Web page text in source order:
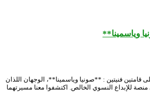
وياسمينا**
قامتين فنيتين : **صونيا وياسمينا**، الوجهان اللذان
للإبداع النسوي الخالص. اكتشفوا معنا مسيرتهما